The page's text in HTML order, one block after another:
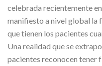
celebrada recientemente
manifiesto a nivel global la
que tienen los pacientes
Una realidad que se
pacientes reconocen tener